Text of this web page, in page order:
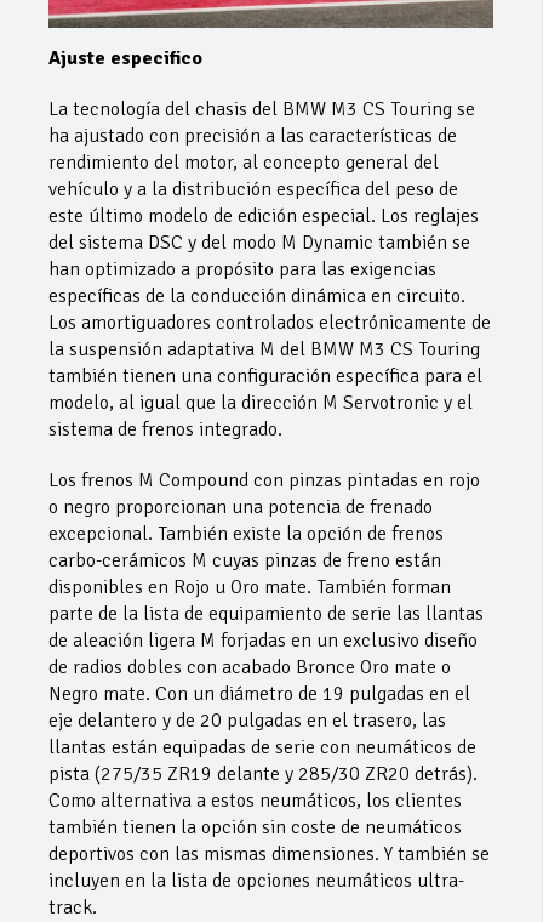
Ajuste especifico
La tecnología del chasis del BMW M3 CS Touring se
ha ajustado con precisión a las características de
rendimiento del motor, al concepto general del
vehículo y a la distribución específica del peso de
este último modelo de edición especial. Los reglajes
del sistema DSC y del modo M Dynamic también se
han optimizado a propósito para las exigencias
específicas de la conducción dinámica en circuito.
Los amortiguadores controlados electrónicamente de
la suspensión adaptativa M del BMW M3 CS Touring
también tienen una configuración específica para el
modelo, al igual que la dirección M Servotronic y el
sistema de frenos integrado.
Los frenos M Compound con pinzas pintadas en rojo
o negro proporcionan una potencia de frenado
excepcional. También existe la opción de frenos
carbo-cerámicos M cuyas pinzas de freno están
disponibles en Rojo u Oro mate. También forman
parte de la lista de equipamiento de serie las llantas
de aleación ligera M forjadas en un exclusivo diseño
de radios dobles con acabado Bronce Oro mate o
Negro mate. Con un diámetro de 19 pulgadas en el
eje delantero y de 20 pulgadas en el trasero, las
llantas están equipadas de serie con neumáticos de
pista (275/35 ZR19 delante y 285/30 ZR20 detrás).
Como alternativa a estos neumáticos, los clientes
también tienen la opción sin coste de neumáticos
deportivos con las mismas dimensiones. Y también se
incluyen en la lista de opciones neumáticos ultra-
track.